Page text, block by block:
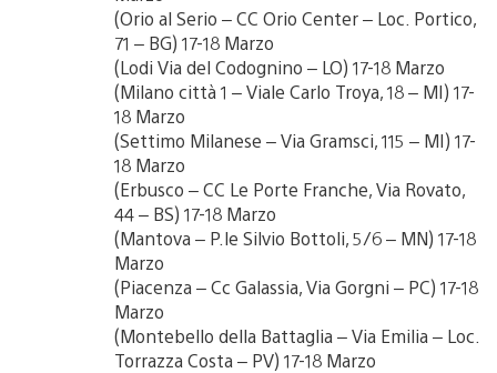
(Orio al Serio – CC Orio Center – Loc. Portico,
71 – BG) 17-18 Marzo
(Lodi Via del Codognino – LO) 17-18 Marzo
(Milano città 1 – Viale Carlo Troya, 18 – MI) 17-
18 Marzo
(Settimo Milanese – Via Gramsci, 115 – MI) 17-
18 Marzo
(Erbusco – CC Le Porte Franche, Via Rovato,
44 – BS) 17-18 Marzo
(Mantova – P.le Silvio Bottoli, 5/6 – MN) 17-18
Marzo
(Piacenza – Cc Galassia, Via Gorgni – PC) 17-18
Marzo
(Montebello della Battaglia – Via Emilia – Loc.
Torrazza Costa – PV) 17-18 Marzo